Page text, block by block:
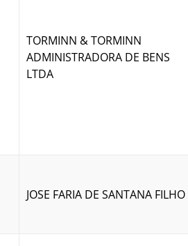
TORMINN & TORMINN
ADMINISTRADORA DE BENS
LTDA
JOSE FARIA DE SANTANA FILHO